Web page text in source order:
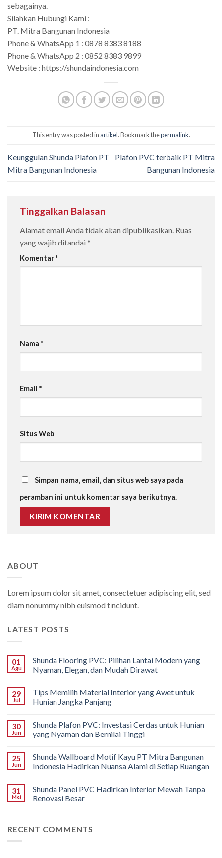
sebagainya.
Silahkan Hubungi Kami :
PT. Mitra Bangunan Indonesia
Phone & WhatsApp 1 : 0878 8383 8188
Phone & WhatsApp 2 : 0852 8383 9899
Website : https://shundaindonesia.com
This entry was posted in artikel. Bookmark thepermalink.
Keunggulan Shunda Plafon PT
Mitra Bangunan Indonesia
Plafon PVC terbaik PT Mitra
Bangunan Indonesia
Tinggalkan Balasan
Alamat email Anda tidak akan dipublikasikan. Ruas
yang wajib ditandai *
Komentar*
Nama *
Email *
Situs Web
Simpan nama, email, dan situs web saya pada
peramban ini untuk komentar saya berikutnya.
ABOUT
Lorem ipsum dolor sit amet, consectetuer adipiscing elit, sed
diam nonummy nibh euismod tincidunt.
LATEST POSTS
01
Agu
Shunda Flooring PVC: Pilihan Lantai Modern yang
Nyaman, Elegan, dan Mudah Dirawat
29
Jul
Tips Memilih Material Interior yang Awet untuk
Hunian Jangka Panjang
30
Jun
Shunda Plafon PVC: Investasi Cerdas untuk Hunian
yang Nyaman dan Bernilai Tinggi
25
Jun
Shunda Wallboard Motif Kayu PT Mitra Bangunan
Indonesia Hadirkan Nuansa Alami di Setiap Ruangan
31
Mei
Shunda Panel PVC Hadirkan Interior Mewah Tanpa
Renovasi Besar
RECENT COMMENTS